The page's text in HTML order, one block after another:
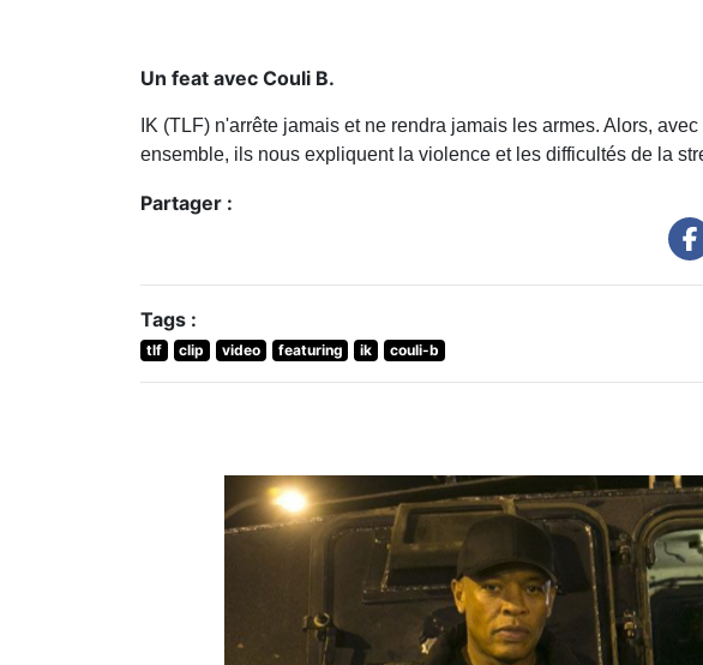
Un feat avec Couli B.
IK (TLF) n'arrête jamais et ne rendra jamais les armes. Alors,
ensemble, ils nous expliquent la violence et les difficultés de la
Partager :
Tags :
tlf clip video featuring ik couli-b